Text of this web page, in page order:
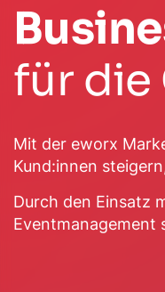
für die
Mit der eworx
Kund:innen
Durch den Einsatz
Eventmanagement